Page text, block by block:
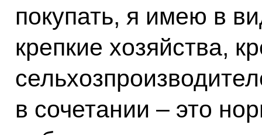
покупать, я имею в
крепкие хозяйства,
в сочетании – это